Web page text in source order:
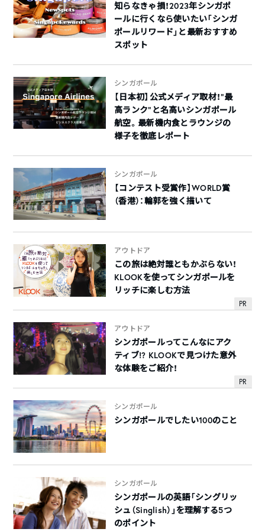
知らなきゃ損！2023年シンガポ
ールに行くなら使いたい「シンガ
ポールリワード」と最新おすすめ
スポット
シンガポール
【日本初】公式メディア取材！”最
高ランク”と名高いシンガポール
航空。最新機内食とラウンジの
様子を徹底レポート
シンガポール
【コンテスト受賞作】WORLD賞
（香港）：輪郭を強く描いて
PR
アウトドア
この旅は絶対誰ともかぶらない！
KLOOKを使ってシンガポールを
リッチに楽しむ方法
PR
アウトドア
シンガポールってこんなにアク
ティブ!? KLOOKで見つけた意外
な体験をご紹介！
シンガポール
シンガポールでしたい100のこと
シンガポール
シンガポールの英語「シングリッ
シュ（Singlish）」を理解する5つ
のポイント